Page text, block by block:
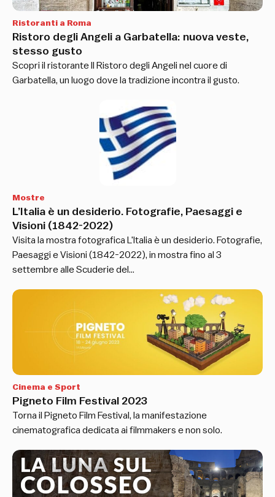
Ristoranti a Roma
Ristoro degli Angeli a Garbatella: nuova veste,
stesso gusto
Scopri il ristorante Il Ristoro degli Angeli nel cuore di
Garbatella, un luogo dove la tradizione incontra il gusto.
Mostre
L’Italia è un desiderio. Fotografie, Paesaggi e
Visioni (1842-2022)
Visita la mostra fotografica L'Italia è un desiderio. Fotografie,
Paesaggi e Visioni (1842-2022), in mostra fino al 3
settembre alle Scuderie del…
Cinema e Sport
Pigneto Film Festival 2023
Torna il Pigneto Film Festival, la manifestazione
cinematografica dedicata ai filmmakers e non solo.